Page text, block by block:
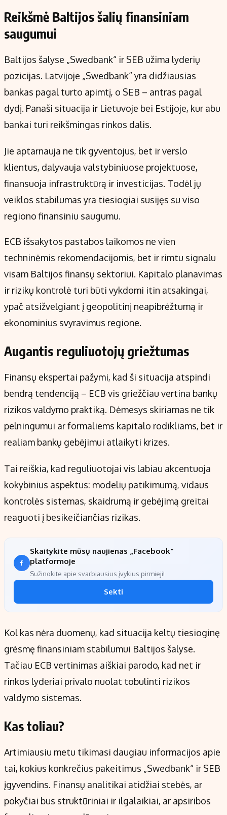
Reikšmė Baltijos šalių finansiniam
saugumui
Baltijos šalyse „Swedbank“ ir SEB užima lyderių
pozicijas. Latvijoje „Swedbank“ yra didžiausias
bankas pagal turto apimtį, o SEB – antras pagal
dydį. Panaši situacija ir Lietuvoje bei Estijoje, kur abu
bankai turi reikšmingas rinkos dalis.
Jie aptarnauja ne tik gyventojus, bet ir verslo
klientus, dalyvauja valstybiniuose projektuose,
finansuoja infrastruktūrą ir investicijas. Todėl jų
veiklos stabilumas yra tiesiogiai susijęs su viso
regiono finansiniu saugumu.
ECB išsakytos pastabos laikomos ne vien
techninėmis rekomendacijomis, bet ir rimtu signalu
visam Baltijos finansų sektoriui. Kapitalo planavimas
ir rizikų kontrolė turi būti vykdomi itin atsakingai,
ypač atsižvelgiant į geopolitinį neapibrėžtumą ir
ekonominius svyravimus regione.
Augantis reguliuotojų griežtumas
Finansų ekspertai pažymi, kad ši situacija atspindi
bendrą tendenciją – ECB vis griežčiau vertina bankų
rizikos valdymo praktiką. Dėmesys skiriamas ne tik
pelningumui ar formaliems kapitalo rodikliams, bet ir
realiam bankų gebėjimui atlaikyti krizes.
Tai reiškia, kad reguliuotojai vis labiau akcentuoja
kokybinius aspektus: modelių patikimumą, vidaus
kontrolės sistemas, skaidrumą ir gebėjimą greitai
reaguoti į besikeičiančias rizikas.
Skaitykite mūsų naujienas „Facebook“
platformoje
Sužinokite apie svarbiausius įvykius pirmieji!
Sekti
Kol kas nėra duomenų, kad situacija keltų tiesioginę
grėsmę finansiniam stabilumui Baltijos šalyse.
Tačiau ECB vertinimas aiškiai parodo, kad net ir
rinkos lyderiai privalo nuolat tobulinti rizikos
valdymo sistemas.
Kas toliau?
Artimiausiu metu tikimasi daugiau informacijos apie
tai, kokius konkrečius pakeitimus „Swedbank“ ir SEB
įgyvendins. Finansų analitikai atidžiai stebės, ar
pokyčiai bus struktūriniai ir ilgalaikiai, ar apsiribos